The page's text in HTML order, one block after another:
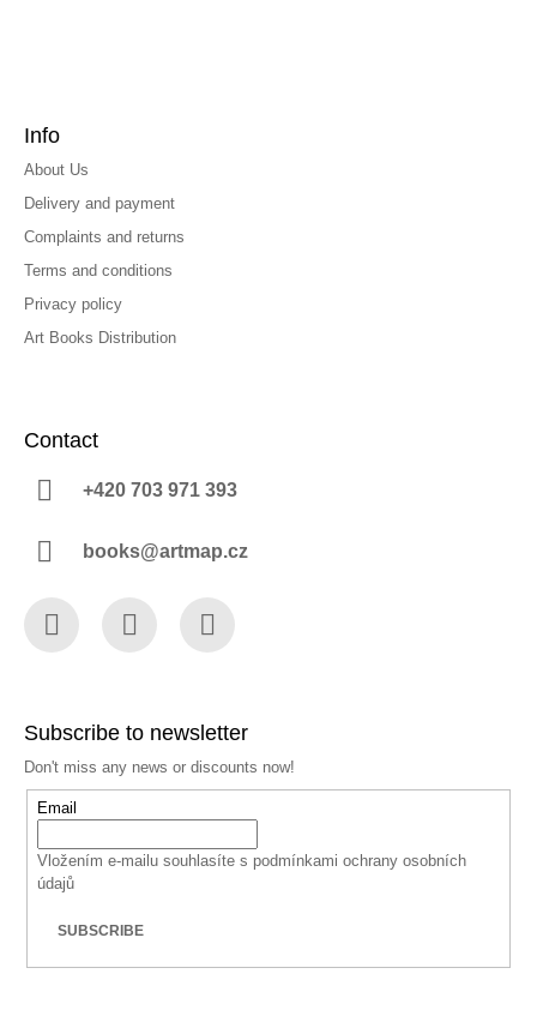
Info
About Us
Delivery and payment
Complaints and returns
Terms and conditions
Privacy policy
Art Books Distribution
Contact
+420 703 971 393
books@artmap.cz
Subscribe to newsletter
Don't miss any news or discounts now!
Email
Vložením e-mailu souhlasíte s podmínkami ochrany osobních
údajů
SUBSCRIBE